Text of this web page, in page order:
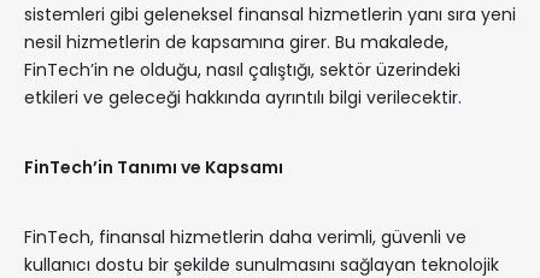
sistemleri gibi geleneksel finansal hizmetlerin yanı sıra yeni
nesil hizmetlerin de kapsamına girer. Bu makalede,
FinTech’in ne olduğu, nasıl çalıştığı, sektör üzerindeki
etkileri ve geleceği hakkında ayrıntılı bilgi verilecektir.
FinTech’in Tanımı ve Kapsamı
FinTech, finansal hizmetlerin daha verimli, güvenli ve
kullanıcı dostu bir şekilde sunulmasını sağlayan teknolojik